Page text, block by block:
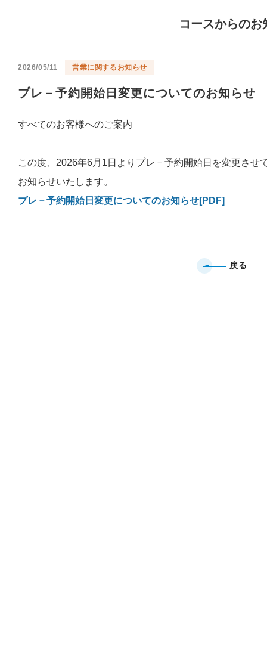
コースからのお
2026/05/11 営業に関するお知らせ
プレ－予約開始日変更についてのお知らせ
すべてのお客様へのご案内
この度、2026年6月1日よりプレ－予約開始日を変更させ
お知らせいたします。
プレ－予約開始日変更についてのお知らせ[PDF]
戻る